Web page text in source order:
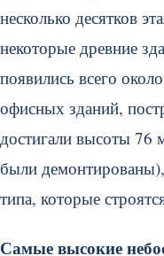
несколько десятков
некоторые древние
появились всего
офисных зданий,
достигали высоты 76
были
типа, которые
Самые высокие